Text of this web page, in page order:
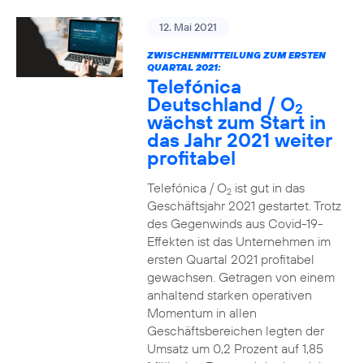
12. Mai 2021
ZWISCHENMITTEILUNG ZUM ERSTEN
QUARTAL 2021:
Telefónica
Deutschland / O2
wächst zum Start in
das Jahr 2021 weiter
profitabel
Telefónica / O2ist gut in das
Geschäftsjahr 2021 gestartet. Trotz
des Gegenwinds aus Covid-19-
Effekten ist das Unternehmen im
ersten Quartal 2021 profitabel
gewachsen. Getragen von einem
anhaltend starken operativen
Momentum in allen
Geschäftsbereichen legten der
Umsatz um 0,2 Prozent auf 1,85